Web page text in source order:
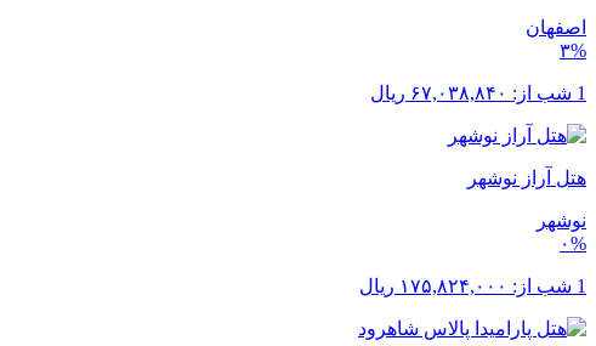
اصفهان
۳%
1 شب از: ۶۷,۰۳۸,۸۴۰ ریال
هتل آراز نوشهر
نوشهر
۰%
1 شب از: ۱۷۵,۸۲۴,۰۰۰ ریال